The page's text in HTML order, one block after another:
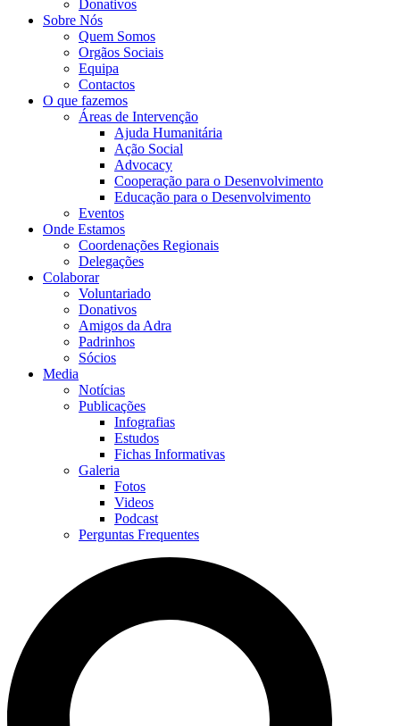
Donativos
Sobre Nós
Quem Somos
Orgãos Sociais
Equipa
Contactos
O que fazemos
Áreas de Intervenção
Ajuda Humanitária
Ação Social
Advocacy
Cooperação para o Desenvolvimento
Educação para o Desenvolvimento
Eventos
Onde Estamos
Coordenações Regionais
Delegações
Colaborar
Voluntariado
Donativos
Amigos da Adra
Padrinhos
Sócios
Media
Notícias
Publicações
Infografias
Estudos
Fichas Informativas
Galeria
Fotos
Videos
Podcast
Perguntas Frequentes